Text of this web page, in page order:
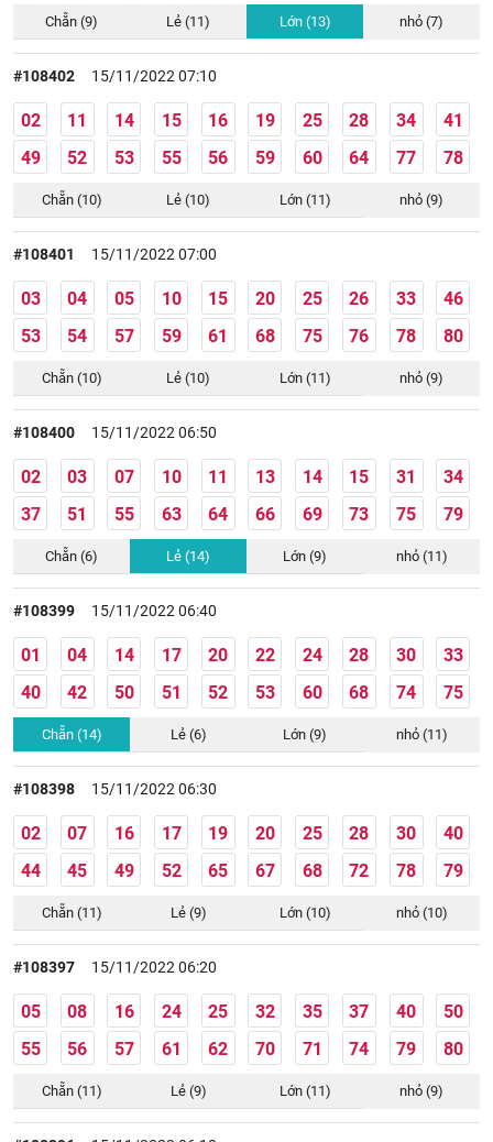
Chẵn (9) Lẻ (11) Lớn (13) nhỏ (7)
#108402 15/11/2022 07:10
02 11 14 15 16 19 25 28 34
41
49
52 53 55 56 59 60 64 77 78
Chẵn (10) Lẻ (10) Lớn (11) nhỏ (9)
#108401 15/11/2022 07:00
03 04 05 10 15 20 25 26 33
46
53
54 57 59 61 68 75 76 78 80
Chẵn (10) Lẻ (10) Lớn (11) nhỏ (9)
#108400 15/11/2022 06:50
02 03 07 10 11 13 14 15 31
34
37
51 55 63 64 66 69 73 75 79
Chẵn (6) Lẻ (14) Lớn (9) nhỏ (11)
#108399 15/11/2022 06:40
01 04 14 17 20 22 24 28 30
33
40
42 50 51 52 53 60 68 74 75
Chẵn (14) Lẻ (6) Lớn (9) nhỏ (11)
#108398 15/11/2022 06:30
02 07 16 17 19 20 25 28 30
40
44
45 49 52 65 67 68 72 78 79
Chẵn (11) Lẻ (9) Lớn (10) nhỏ (10)
#108397 15/11/2022 06:20
05 08 16 24 25 32 35 37 40
50
55
56 57 61 62 70 71 74 79 80
Chẵn (11) Lẻ (9) Lớn (11) nhỏ (9)